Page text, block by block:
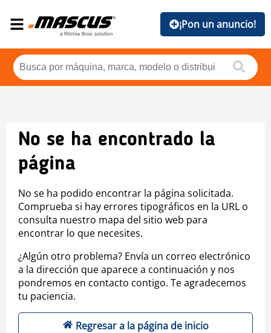
¡Pon un anuncio!
No se ha encontrado la
página
No se ha podido encontrar la página solicitada.
Comprueba si hay errores tipográficos en la URL o
consulta nuestro mapa del sitio web para
encontrar lo que necesites.
¿Algún otro problema? Envía un correo electrónico
a la dirección que aparece a continuación y nos
pondremos en contacto contigo. Te agradecemos
tu paciencia.
Regresar a la página de inicio